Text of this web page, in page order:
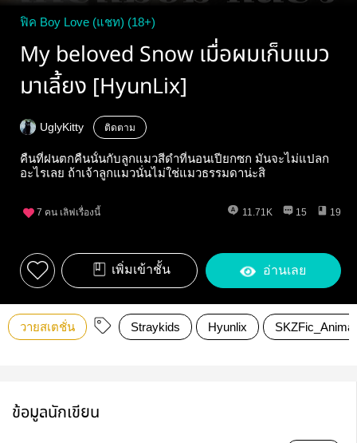
ฟิค Boy Love (แชท) (18+)
My beloved Snow เมื่อผมเก็บแมว
มาเลี้ยง [HyunLix]
UglyKitty ติดตาม
คืนที่ฝนตกคืนนั้นกับลูกแมวสีดำที่นอนเปียกซก มันจะไม่แปลก
อะไรเลย ถ้าเจ้าลูกแมวนั่นไม่ใช่แมวธรรมดาน่ะสิ
7 คน เลิฟเรื่องนี้ 11.71K 15 19
เพิ่มเข้าชั้น อ่านเลย
วายสเตชั่น Straykids Hyunlix
ข้อมูลนักเขียน